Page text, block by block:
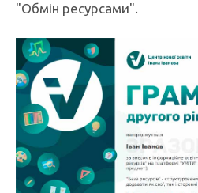
"Обмін ресурсами".